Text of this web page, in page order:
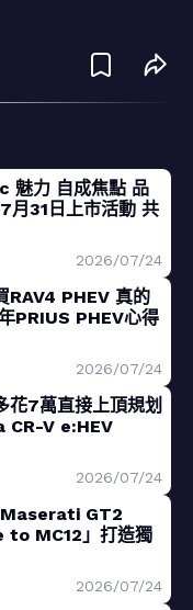
力 自成焦點 品
月31日上市活動 共
2026/07/24
RAV4 PHEV 真的
PRIUS PHEV心得
2026/07/24
花7萬直接上頂規划
CR-V e:HEV
2026/07/24
Maserati GT2
MC12」打造獨
2026/07/24